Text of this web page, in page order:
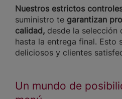
Nuestros estrictos
suministro te garantizan
calidad, desde la selección
hasta la entrega final. Esto
deliciosos y clientes
Un mundo de